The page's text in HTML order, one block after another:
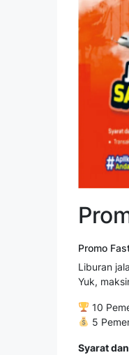
Promo
Liburan
Yuk,
10
5
Syarat